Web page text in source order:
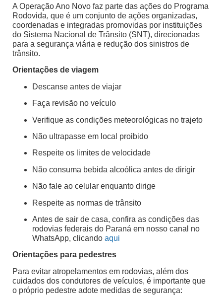
A Operação Ano Novo faz parte das ações do Programa
Rodovida, que é um conjunto de ações organizadas,
coordenadas e integradas promovidas por instituições
do Sistema Nacional de Trânsito (SNT), direcionadas
para a segurança viária e redução dos sinistros de
trânsito.
Orientações de viagem
Descanse antes de viajar
Faça revisão no veículo
Verifique as condições meteorológicas no trajeto
Não ultrapasse em local proibido
Respeite os limites de velocidade
Não consuma bebida alcoólica antes de dirigir
Não fale ao celular enquanto dirige
Respeite as normas de trânsito
Antes de sair de casa, confira as condições das
rodovias federais do Paraná em nosso canal no
WhatsApp, clicando aqui
Orientações para pedestres
Para evitar atropelamentos em rodovias, além dos
cuidados dos condutores de veículos, é importante que
o próprio pedestre adote medidas de segurança: